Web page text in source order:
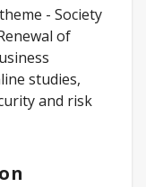
- Society
of
studies,
and risk